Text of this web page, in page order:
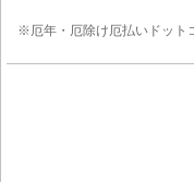
※厄年・厄除け厄払いドット